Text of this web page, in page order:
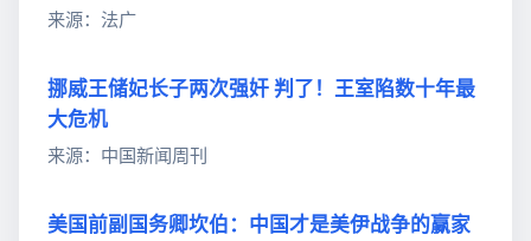
来源：法广
挪威王储妃长子两次强奸 判了！王室陷数十年最
大危机
来源：中国新闻周刊
美国前副国务卿坎伯：中国才是美伊战争的赢家